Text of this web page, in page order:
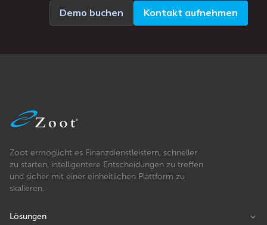
Demo buchen Kontakt aufnehmen
Zoot ermöglicht es Finanzdienstleistern, schneller
zu starten, intelligentere Entscheidungen zu treffen
und sicher mit einer einheitlichen Plattform zu
skalieren.
Lösungen